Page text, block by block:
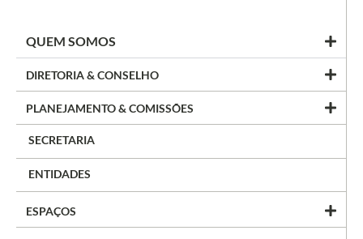
QUEM SOMOS
DIRETORIA & CONSELHO
PLANEJAMENTO & COMISSÕES
SECRETARIA
ENTIDADES
ESPAÇOS